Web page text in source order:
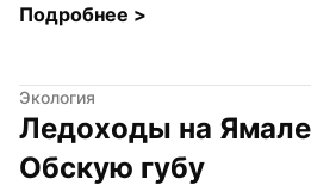
Подробнее >
Экология
Ледоходы на
Обскую губу